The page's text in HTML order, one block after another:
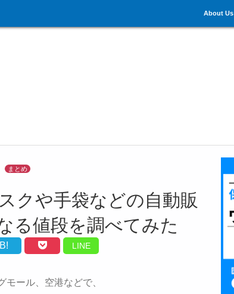
About Us
まとめ
クや手袋などの自動販
る値段を調べてみた
B! LINE
モール、空港などで、